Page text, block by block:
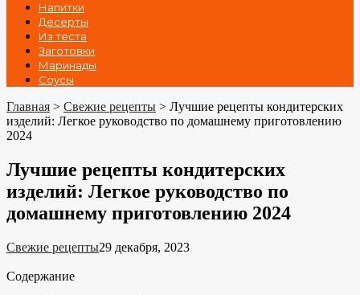
Напитки
Десерты
Из теста
Заготовки
Маринады
Соусы
Главная > Свежие рецепты > Лучшие рецепты кондитерских
изделий: Легкое руководство по домашнему приготовлению
2024
Лучшие рецепты кондитерских
изделий: Легкое руководство по
домашнему приготовлению 2024
Свежие рецепты29 декабря, 2023
Содержание